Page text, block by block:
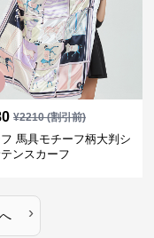
¥2210(割引前)
馬具モチーフ柄大判シ
ンスカーフ
›